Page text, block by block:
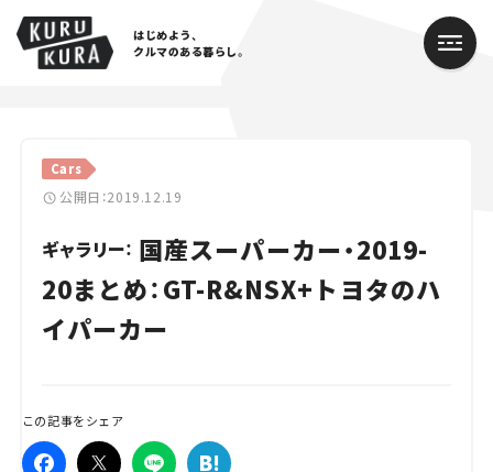
はじめよう、
クルマのある暮らし。
Cars
公開日：2019.12.19
ギャラリー： 国産スーパーカー・2019-
20まとめ：GT-R&NSX+トヨタのハ
イパーカー
この記事をシェア
Cars
Lifestyle
Traffic
Special
Campaign